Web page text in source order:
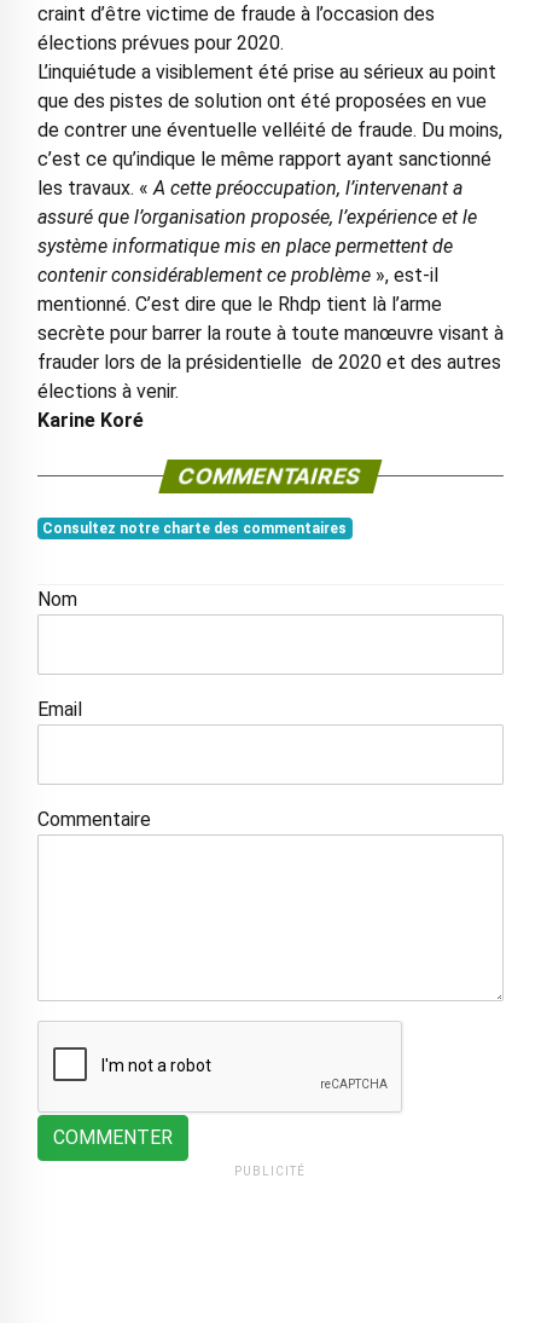
craint d’être victime de fraude à l’occasion des
élections prévues pour 2020.
L’inquiétude a visiblement été prise au sérieux au point
que des pistes de solution ont été proposées en vue
de contrer une éventuelle velléité de fraude. Du moins,
c’est ce qu’indique le même rapport ayant sanctionné
les travaux. «A cette préoccupation, l’intervenant a
assuré que l’organisation proposée, l’expérience et le
système informatique mis en place permettent de
contenir considérablement ce problème », est-il
mentionné. C’est dire que le Rhdp tient là l’arme
secrète pour barrer la route à toute manœuvre visant à
frauder lors de la présidentielle de 2020 et des autres
élections à venir.
Karine Koré
COMMENTAIRES
Consultez notre charte des commentaires
Nom
Email
Commentaire
COMMENTER
PUBLICITÉ